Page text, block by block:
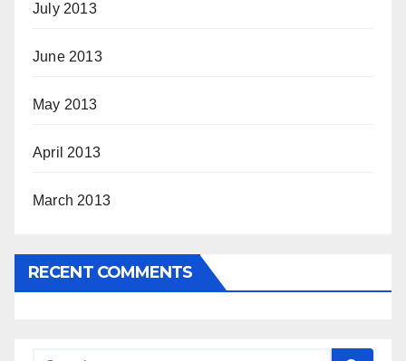
July 2013
June 2013
May 2013
April 2013
March 2013
RECENT COMMENTS